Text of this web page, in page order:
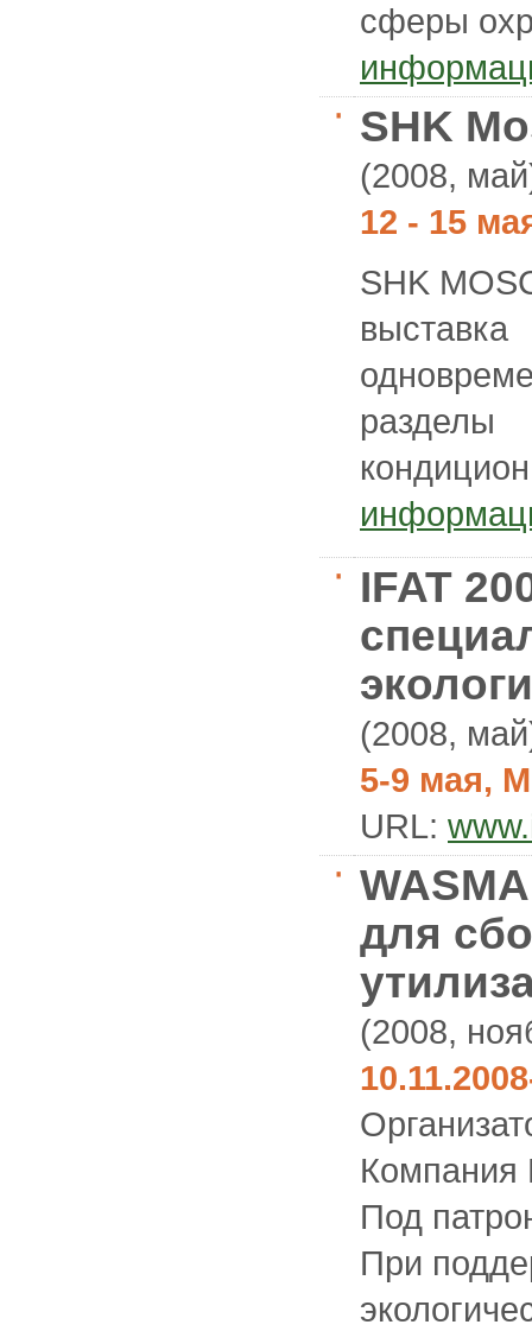
сферы
SHK
(2008,
12 - 15
SHK
разделы
IFAT
(2008,
5-9 мая,
URL:
для
(2008,
Компания
Под
При